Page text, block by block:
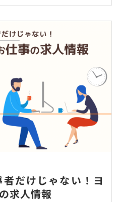
者だけじゃない！ヨ
求人情報